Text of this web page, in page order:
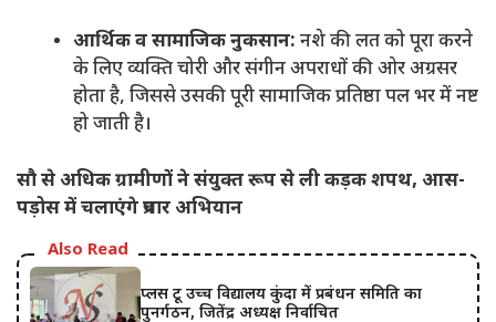
आर्थिक व सामाजिक नुकसान: नशे की लत को पूरा करने
के लिए व्यक्ति चोरी और संगीन अपराधों की ओर अग्रसर
होता है, जिससे उसकी पूरी सामाजिक प्रतिष्ठा पल भर में नष्ट
हो जाती है।
सौ से अधिक ग्रामीणों ने संयुक्त रूप से ली कड़क शपथ, आस-
पड़ोस में चलाएंगे प्रचार अभियान
Also Read
प्लस टू उच्च विद्यालय कुंदा में प्रबंधन समिति का
पुनर्गठन, जितेंद्र अध्यक्ष निर्वाचित